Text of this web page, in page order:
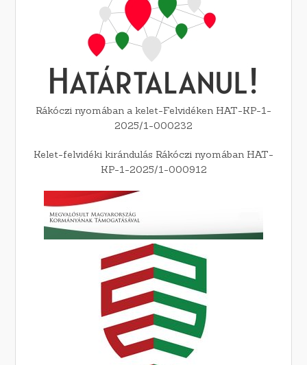
Rákóczi nyomában a kelet-Felvidéken HAT-KP-1-
2025/1-000232
Kelet-felvidéki kirándulás Rákóczi nyomában HAT-
KP-1-2025/1-000912